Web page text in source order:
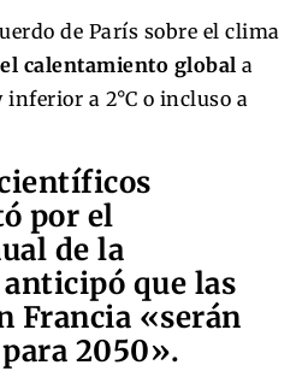
de París sobre el clima
calentamiento global a
a 2°C o incluso a
por el
de la
que las
Francia «serán
2050».